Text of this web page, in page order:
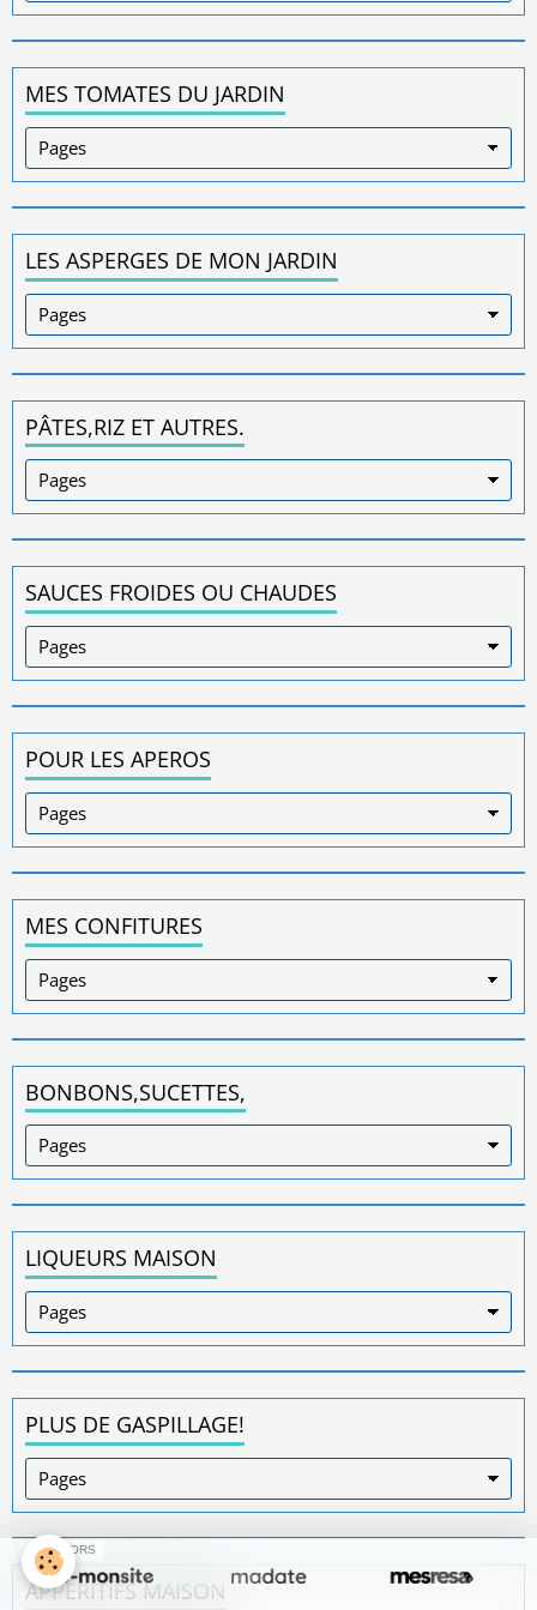
MES TOMATES DU JARDIN
LES ASPERGES DE MON JARDIN
PÂTES,RIZ ET AUTRES.
SAUCES FROIDES OU CHAUDES
POUR LES APEROS
MES CONFITURES
BONBONS,SUCETTES,
LIQUEURS MAISON
PLUS DE GASPILLAGE!
APPÉRITIFS MAISON
SPONSORS